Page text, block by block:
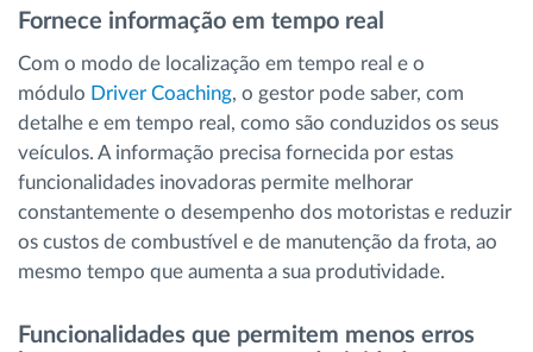
Fornece informação em tempo real
Com o modo de localização em tempo real e o
módulo Driver Coaching, o gestor pode saber, com
detalhe e em tempo real, como são conduzidos os seus
veículos. A informação precisa fornecida por estas
funcionalidades inovadoras permite melhorar
constantemente o desempenho dos motoristas e reduzir
os custos de combustível e de manutenção da frota, ao
mesmo tempo que aumenta a sua produtividade.
Funcionalidades que permitem menos erros